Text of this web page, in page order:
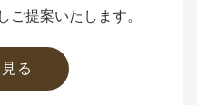
ご提案いたします。
る